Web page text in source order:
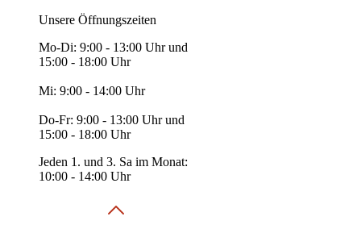
Unsere Öffnungszeiten
Mo-Di: 9:00 - 13:00 Uhr und
15:00 - 18:00 Uhr
Mi: 9:00 - 14:00 Uhr
Do-Fr: 9:00 - 13:00 Uhr und
15:00 - 18:00 Uhr
Jeden 1. und 3. Sa im Monat:
10:00 - 14:00 Uhr